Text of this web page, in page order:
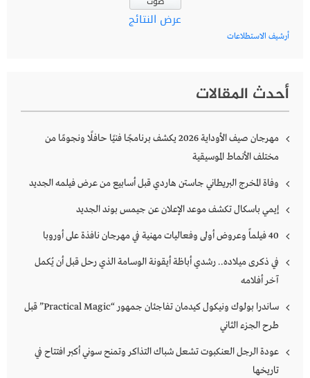
عرض النتائج
أرشيف الاستطلاعات
أحدث المقالات
مهرجان صيف الأوداية 2026 يكشف برنامجًا فنيًا حافلًا ونجومًا من
مختلف الأنماط الموسيقية
وفاة المخرج البريطاني جاستن هاردي قبل أسابيع من عرض فيلمه الجديد
إيمي باسكال تكشف موعد الإعلان عن جيمس بوند الجديد
40 فيلماً وعروض أولى وفعاليات مهنية في مهرجان نافذة على أوروبا
في ذكرى ميلاده.. رشدي أباظة أيقونة الوسامة الذي رحل قبل أن يُكمل
آخر أفلامه
ساندرا بولوك ونيكول كيدمان تفاجئان جمهور “Practical Magic” قبل
طرح الجزء الثاني
عودة الرجل العنكبوت تشعل شباك التذاكر وتمنح سوني أكبر افتتاح في
تاريخها